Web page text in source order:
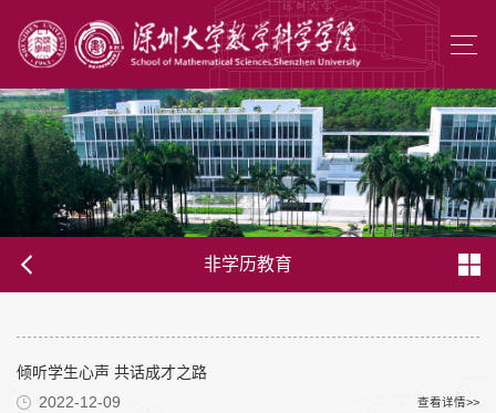
非学历教育
倾听学生心声 共话成才之路
2022-12-09
查看详情>>